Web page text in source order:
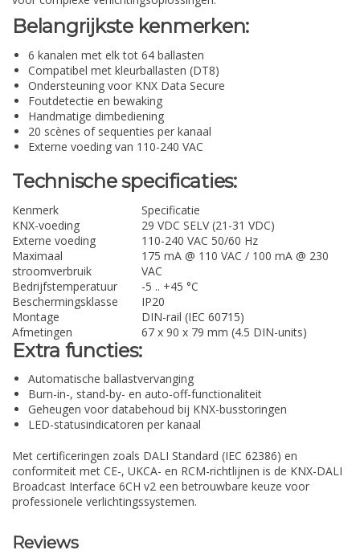
Belangrijkste kenmerken:
6 kanalen met elk tot 64 ballasten
Compatibel met kleurballasten (DT8)
Ondersteuning voor KNX Data Secure
Foutdetectie en bewaking
Handmatige dimbediening
20 scènes of sequenties per kanaal
Externe voeding van 110-240 VAC
Technische specificaties:
Kenmerk
Specificatie
KNX-voeding
29 VDC SELV (21-31 VDC)
Externe voeding
110-240 VAC 50/60 Hz
Maximaal
stroomverbruik
175 mA @ 110 VAC / 100 mA @ 230
VAC
Bedrijfstemperatuur
-5 .. +45 °C
Beschermingsklasse
IP20
Montage
DIN-rail (IEC 60715)
Afmetingen
67 x 90 x 79 mm (4.5 DIN-units)
Extra functies:
Automatische ballastvervanging
Burn-in-, stand-by- en auto-off-functionaliteit
Geheugen voor databehoud bij KNX-busstoringen
LED-statusindicatoren per kanaal
Met certificeringen zoals DALI Standard (IEC 62386) en
conformiteit met CE-, UKCA- en RCM-richtlijnen is de KNX-DALI
Broadcast Interface 6CH v2 een betrouwbare keuze voor
professionele verlichtingssystemen.
Reviews